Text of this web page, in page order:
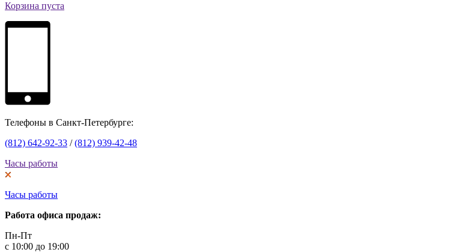
Корзина пуста
Телефоны в Санкт-Петербурге:
(812) 642-92-33 /(812) 939-42-48
Часы работы
Часы работы
Работа офиса продаж:
Пн-Пт
с 10:00 до 19:00